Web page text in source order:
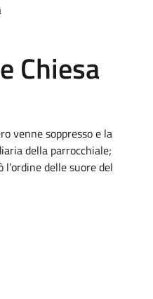
Chiesa
venne soppresso e la
della parrocchiale;
delle suore del